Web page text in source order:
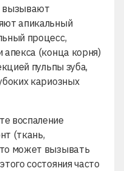
вызывают
апикальный
процесс,
апекса (конца корня)
пульпы зуба,
кариозных
воспаление
(ткань,
может вызывать
состояния часто